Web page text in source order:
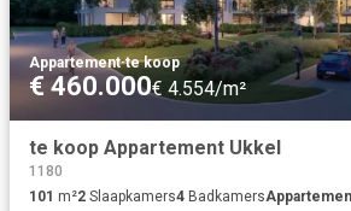
Appartement·te koop
€ 460.000€ 4.554/m²
te koop Appartement Ukkel
1180
101 m²2 Slaapkamers4 Badkamers